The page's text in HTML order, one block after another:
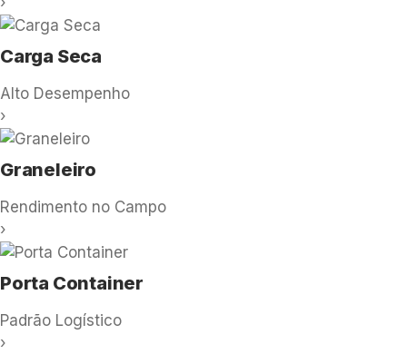
Carga Seca
Alto Desempenho
›
Graneleiro
Rendimento no Campo
›
Porta Container
Padrão Logístico
›